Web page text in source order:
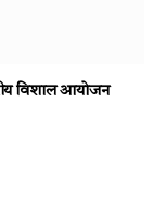
विशाल आयोजन